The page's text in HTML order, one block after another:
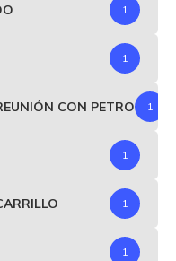
1
1
CON PETRO 1
1
1
1